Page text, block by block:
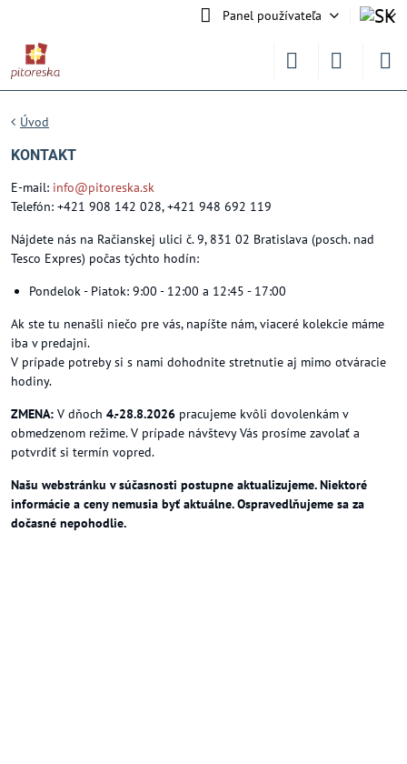
Panel používateľa
Úvod
KONTAKT
E-mail: info@pitoreska.sk
Telefón: +421 908 142 028, +421 948 692 119
Nájdete nás na Račianskej ulici č. 9, 831 02 Bratislava (posch. nad
Tesco Expres) počas týchto hodín:
Pondelok - Piatok: 9:00 - 12:00 a 12:45 - 17:00
Ak ste tu nenašli niečo pre vás, napíšte nám, viaceré kolekcie máme
iba v predajni.
V prípade potreby si s nami dohodnite stretnutie aj mimo otváracie
hodiny.
ZMENA: V dňoch 4.-28.8.2026 pracujeme kvôli dovolenkám v
obmedzenom režime. V prípade návštevy Vás prosíme zavolať a
potvrdiť si termín vopred.
Našu webstránku v súčasnosti postupne aktualizujeme. Niektoré
informácie a ceny nemusia byť aktuálne. Ospravedlňujeme sa za
dočasné nepohodlie.